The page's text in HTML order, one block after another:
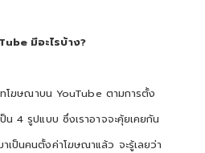
มีอะไรบ้าง?
ทโฆษณาบน YouTube ตามการตั้ง
น 4 รูปแบบ ซึ่งเราอาจจะคุ้ยเคยกัน
เป็นคนตั้งค่าโฆษณาแล้ว จะรู้เลยว่า